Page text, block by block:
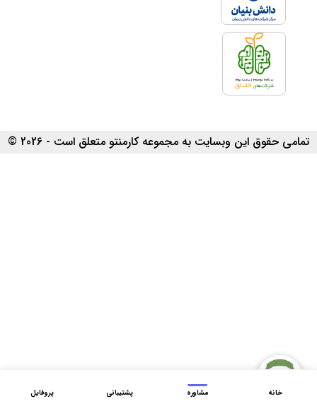
تمامی حقوق این وبسایت به مجموعه کارمنتو متعلق است - 2026 ©
خانه مشاوره پشتیبانی پروفایل